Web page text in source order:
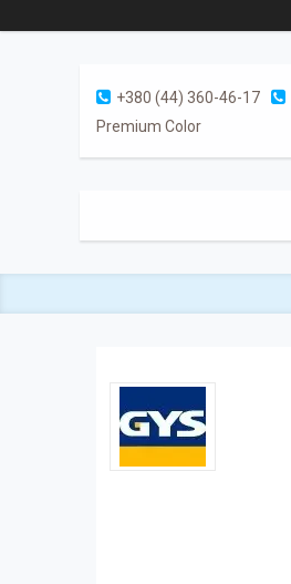
+380 (44) 360-46-17
Premium Color